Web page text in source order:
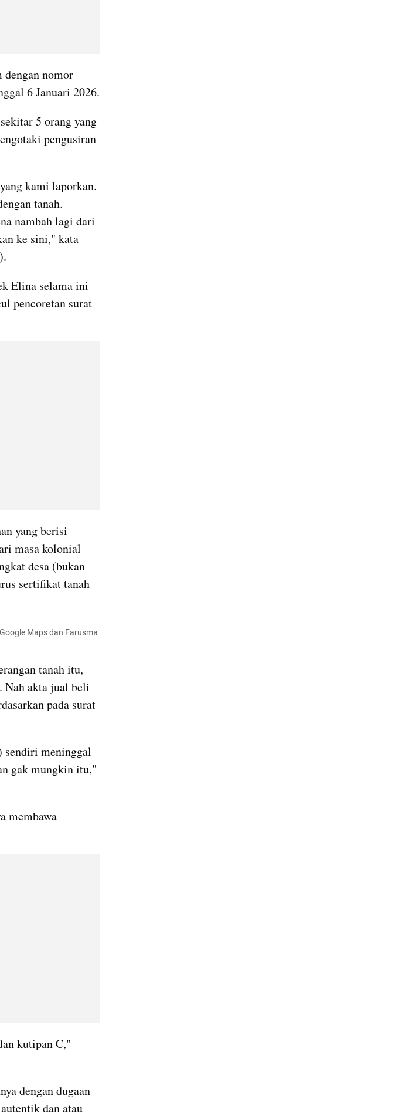
nomor
6 Januari 2026.
5 orang yang
pengusiran
kami laporkan.
tanah.
nambah lagi dari
ke sini," kata
Elina selama ini
pencoretan surat
yang berisi
masa kolonial
desa (bukan
sertifikat tanah
Maps dan Farusma
tanah itu,
Nah akta jual beli
pada surat
sendiri meninggal
gak mungkin itu,"
membawa
kutipan C,"
dengan dugaan
dan atau